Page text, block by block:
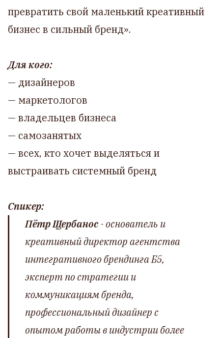
превратить свой маленький креативный
бизнес в сильный бренд».
Для кого:
— дизайнеров
— маркетологов
— владельцев бизнеса
— самозанятых
— всех, кто хочет выделяться и
выстраивать системный бренд
Спикер:
Пётр Щербанос- основатель и
креативный директор агентства
интегративного брендинга Б5,
эксперт по стратегии и
коммуникациям бренда,
профессиональный дизайнер с
опытом работы в индустрии более